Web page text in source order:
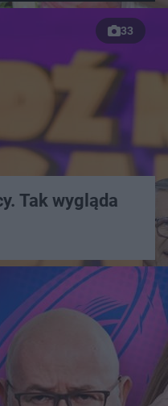
33
Tak wygląda